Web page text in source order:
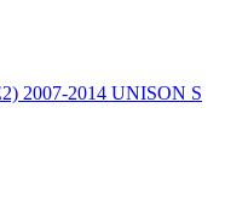
2007-2014 UNISON S